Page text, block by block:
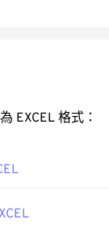
FreeConvert.com 可以將您的其他檔案轉換為 EXCEL 格式：